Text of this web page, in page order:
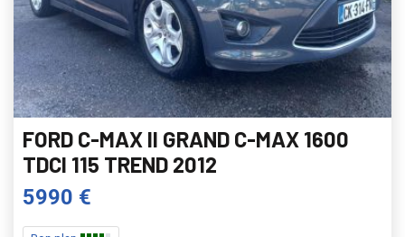
FORD C-MAX II GRAND C-MAX 1600
TDCI 115 TREND 2012
5990 €